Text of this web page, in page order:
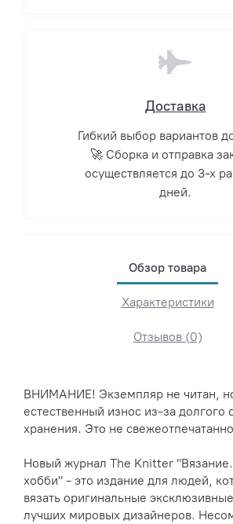
Доставка
Гибкий выбор вариантов
🚀 Сборка и отправка
осуществляется до 3-х
дней.
Обзор товара
Характеристики
Отзывов (0)
ВНИМАНИЕ! Экземпляр не читан,
естественный износ из-за долгого
хранения. Это не
Новый журнал The Knitter
хобби" - это издание для людей,
вязать оригинальные
лучших мировых дизайнеров.